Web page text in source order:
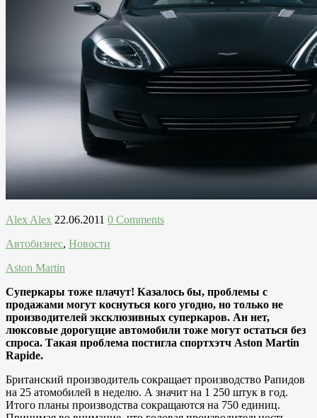
Alex Alex 22.06.2011 0 Comments
Автобизнес, Новости
Aston Martin
Суперкары тоже плачут! Казалось бы, проблемы с
продажами могут коснуться кого угодно, но только не
производителей эксклюзивных суперкаров. Ан нет,
люксовые дорогущие автомобили тоже могут остаться без
спроса. Такая проблема постигла спортхэтч Aston Martin
Rapide.
Британский производитель сокращает производство Рапидов
на 25 атомобилей в неделю. А значит на 1 250 штук в год.
Итого планы производства сокращаются на 750 единиц.